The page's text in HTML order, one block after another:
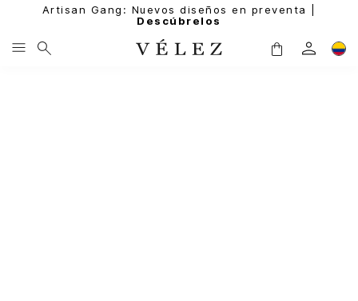
Artisan Gang: Nuevos diseños en preventa |
Descúbrelos